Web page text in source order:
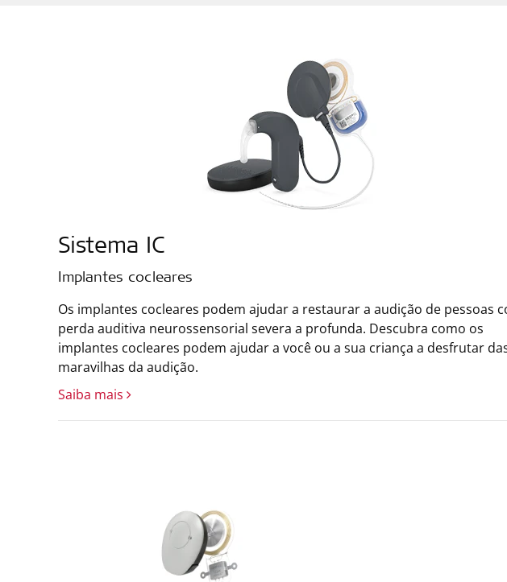
Sistema IC
Implantes cocleares
Os implantes cocleares podem ajudar a restaurar a audição de pessoas
perda auditiva neurossensorial severa a profunda. Descubra como os
implantes cocleares podem ajudar a você ou a sua criança a desfrutar
maravilhas da audição.
Saiba mais